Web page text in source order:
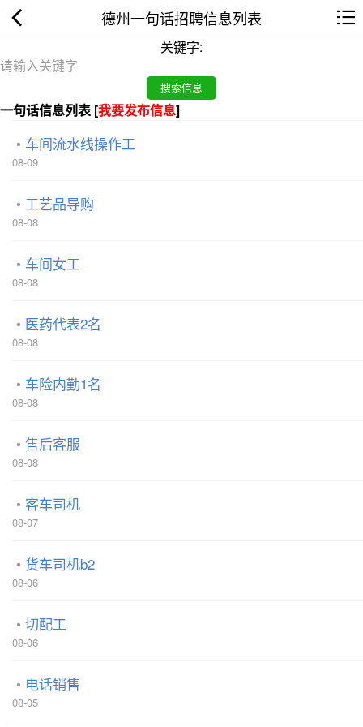
德州一句话招聘信息列表
关键字:
一句话信息列表 [我要发布信息]
车间流水线操作工
08-09
工艺品导购
08-08
车间女工
08-08
医药代表2名
08-08
车险内勤1名
08-08
售后客服
08-08
客车司机
08-07
货车司机b2
08-06
切配工
08-06
电话销售
08-05